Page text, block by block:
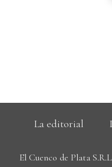
La editorial
El Cuenco de Plata